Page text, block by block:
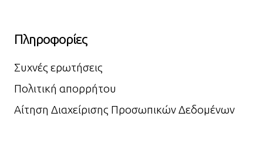
Πληροφορίες
Συχνές ερωτήσεις
Πολιτική απορρήτου
Αίτηση Διαχείρισης Προσωπικών Δεδομένων